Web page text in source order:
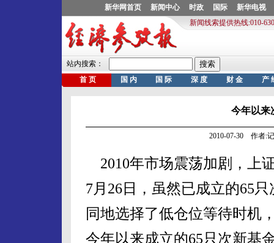
今年以来
2010-07-30 作者:
2010年市场震荡加剧，上
7月26日，虽然已成立的65
同地选择了低仓位等待时机
今年以来成立的65只次新基